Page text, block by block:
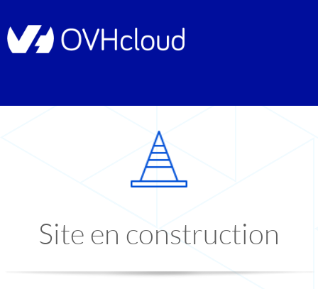
Site en construction